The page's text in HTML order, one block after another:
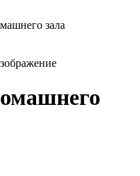
зала